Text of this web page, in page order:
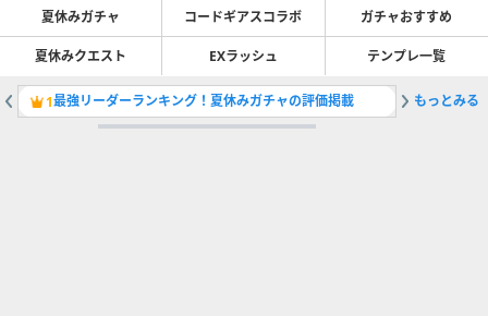
夏休みガチャ コードギアスコラボ ガチャおすすめ
夏休みクエスト EXラッシュ テンプレ一覧
1最強リーダーランキング！夏休みガチャの評価掲載 2コード
もっとみる